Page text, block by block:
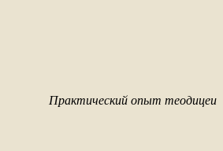
Практический опыт теодицеи